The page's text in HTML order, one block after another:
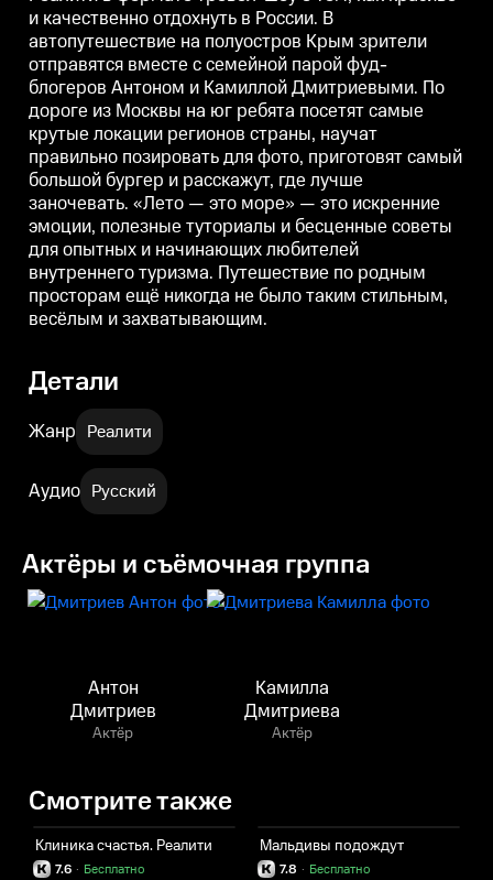
позировать для фото, приготовят
самый большой бургер и
расскажут, где лучше
заночевать. «Лето — это море»
— это искренние эмоции,
полезные туториалы и
бесценные советы для опытных
и начинающих любителей
внутреннего туризма.
Путешествие по родным
просторам ещё никогда не было
таким стильным, весёлым и
захватывающим.
позировать для фото, приготовят
самый большой бургер и
расскажут, где лучше
заночевать. «Лето — это море»
— это искренние эмоции,
полезные туториалы и
бесценные советы для опытных
и начинающих любителей
внутреннего туризма.
Путешествие по родным
просторам ещё никогда не было
таким стильным, весёлым и
захватывающим.
и качественно отдохнуть в России. В
автопутешествие на полуостров Крым зрители
отправятся вместе с семейной парой фуд-
блогеров Антоном и Камиллой Дмитриевыми. По
дороге из Москвы на юг ребята посетят самые
крутые локации регионов страны, научат
правильно позировать для фото, приготовят самый
большой бургер и расскажут, где лучше
заночевать. «Лето — это море» — это искренние
эмоции, полезные туториалы и бесценные советы
для опытных и начинающих любителей
внутреннего туризма. Путешествие по родным
просторам ещё никогда не было таким стильным,
весёлым и захватывающим.
Детали
Жанр Реалити
Аудио Русский
Актёры и съёмочная группа
Антон
Дмитриев
Актёр
Камилла
Дмитриева
Актёр
Смотрите также
Клиника счастья. Реалити
7.6 Бесплатно
·
Мальдивы подождут
7.8 Бесплатно
·